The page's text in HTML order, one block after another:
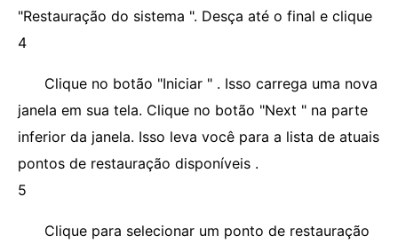
"Restauração do sistema ". Desça até o final e clique
4
Clique no botão "Iniciar " . Isso carrega uma nova
janela em sua tela. Clique no botão "Next " na parte
inferior da janela. Isso leva você para a lista de atuais
pontos de restauração disponíveis .
5
Clique para selecionar um ponto de restauração